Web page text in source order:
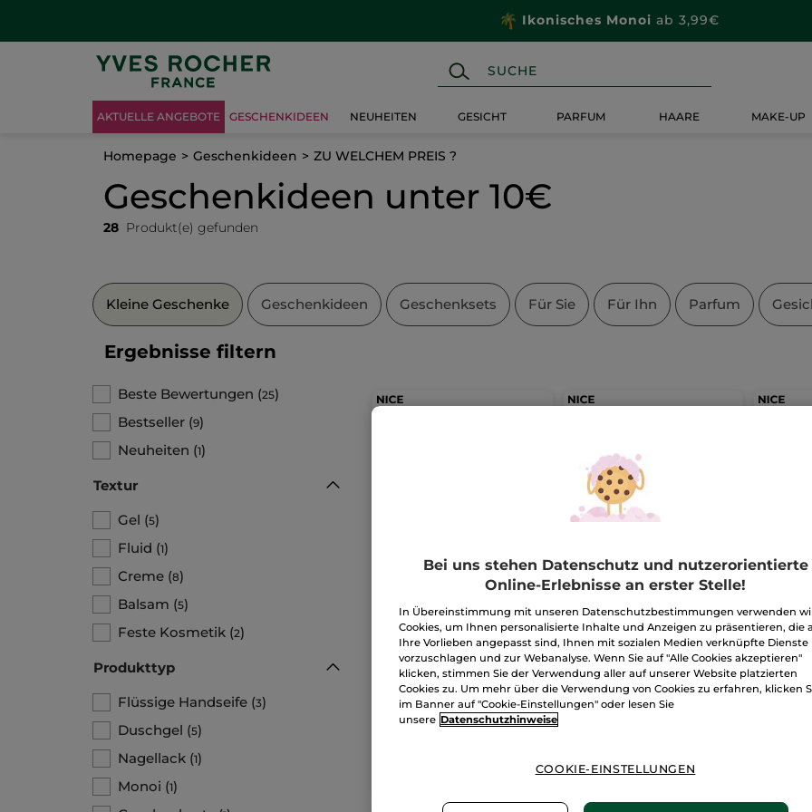
Ikonisches Monoi ab 3,99€
AKTUELLE ANGEBOTE GESCHENKIDEEN NEUHEITEN GESICHT PARFUM HAARE MAKE-UP
Homepage Geschenkideen ZU WELCHEM PREIS ?
Geschenkideen unter 10€
28 Produkt(e) gefunden
Kleine Geschenke Geschenkideen Geschenksets Für Sie Für Ihn Parfum
Ergebnisse filtern
Beste Bewertungen (25)
Bestseller (9)
Neuheiten (1)
Textur
Gel (5)
Fluid (1)
Creme (8)
Balsam (5)
Feste Kosmetik (2)
Produkttyp
Flüssige Handseife (3)
Duschgel (5)
Nagellack (1)
Monoi (1)
Flüssigseife Monoi
Pump-Flakon 190 ml
(217)
26,27€ / 1l
4,99€
Duschgel
Zitronenverbene &
Kamillenblüte
Flakon 400 ml
(826)
14,98€ / 1l
5,99€
WARENKORB
Papier 1
Bei uns stehen Datenschutz und nutzerorientierte
Online-Erlebnisse an erster Stelle!
In Übereinstimmung mit unseren Datenschutzbestimmungen verwenden
Cookies, um Ihnen personalisierte Inhalte und Anzeigen zu präsentieren, die
Ihre Vorlieben angepasst sind, Ihnen mit sozialen Medien verknüpfte Dienste
vorzuschlagen und zur Webanalyse. Wenn Sie auf "Alle Cookies akzeptieren"
klicken, stimmen Sie der Verwendung aller auf unserer Website platzierten
Cookies zu. Um mehr über die Verwendung von Cookies zu erfahren, klicken
im Banner auf "Cookie-Einstellungen" oder lesen Sie
unsere Datenschutzhinweise
COOKIE-EINSTELLUNGEN